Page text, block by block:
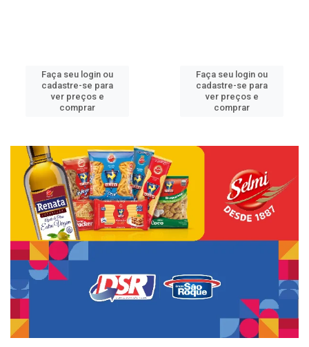
Faça seu login ou
cadastre-se para
ver preços e
comprar
Faça seu login ou
cadastre-se para
ver preços e
comprar